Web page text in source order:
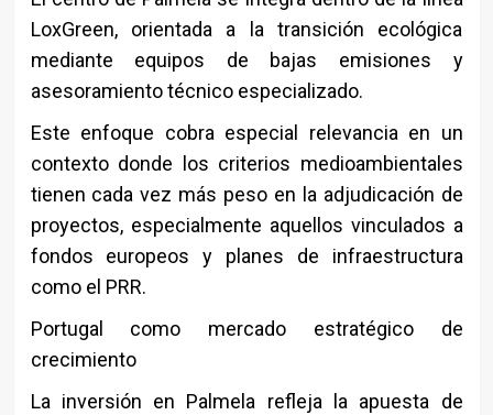
LoxGreen, orientada a la transición ecológica
mediante equipos de bajas emisiones y
asesoramiento técnico especializado.
Este enfoque cobra especial relevancia en un
contexto donde los criterios medioambientales
tienen cada vez más peso en la adjudicación de
proyectos, especialmente aquellos vinculados a
fondos europeos y planes de infraestructura
como el PRR.
Portugal como mercado estratégico de
crecimiento
La inversión en Palmela refleja la apuesta de